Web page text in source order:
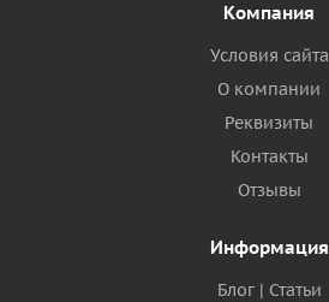
Компания
Условия сайта
О компании
Реквизиты
Контакты
Отзывы
Информация
Блог | Статьи